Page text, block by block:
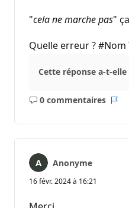
t
s
e
r
p
u
t
o
"cela ne marche pas"
Quelle erreur ? #Nom
Cette réponse a-t-
0 commentaires
Aucun
Anonyme
16 févr. 2024 à 16:21